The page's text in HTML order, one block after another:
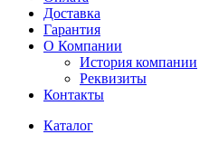
Доставка
Гарантия
О Компании
История компании
Реквизиты
Контакты
Каталог